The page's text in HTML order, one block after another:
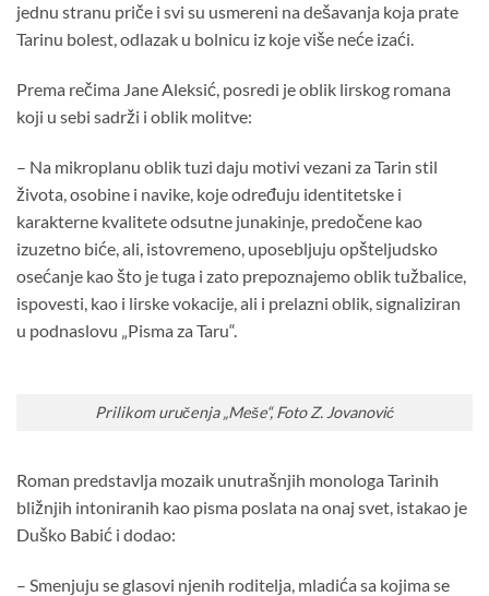
jednu stranu priče i svi su usmereni na dešavanja koja prate
Tarinu bolest, odlazak u bolnicu iz koje više neće izaći.
Prema rečima Jane Aleksić, posredi je oblik lirskog romana
koji u sebi sadrži i oblik molitve:
– Na mikroplanu oblik tuzi daju motivi vezani za Tarin stil
života, osobine i navike, koje određuju identitetske i
karakterne kvalitete odsutne junakinje, predočene kao
izuzetno biće, ali, istovremeno, uposebljuju opšteljudsko
osećanje kao što je tuga i zato prepoznajemo oblik tužbalice,
ispovesti, kao i lirske vokacije, ali i prelazni oblik, signaliziran
u podnaslovu „Pisma za Taru“.
Prilikom uručenja „Meše“, Foto Z. Jovanović
Roman predstavlja mozaik unutrašnjih monologa Tarinih
bližnjih intoniranih kao pisma poslata na onaj svet, istakao je
Duško Babić i dodao:
– Smenjuju se glasovi njenih roditelja, mladića sa kojima se